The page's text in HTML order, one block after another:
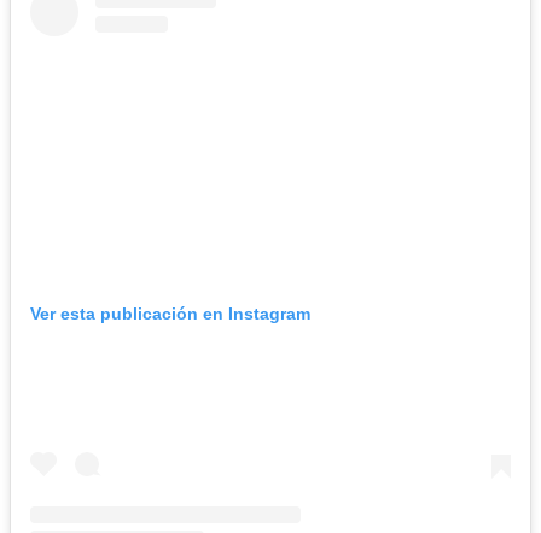
Ver esta publicación en Instagram